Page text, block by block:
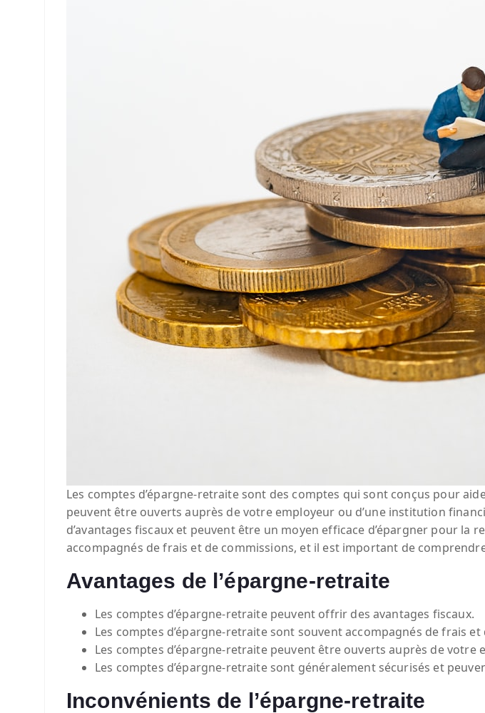
Les comptes d’épargne-retraite sont des comptes qui sont conçus pour
peuvent être ouverts auprès de votre employeur ou d’une institution
d’avantages fiscaux et peuvent être un moyen efficace d’épargner pour
accompagnés de frais et de commissions, et il est important de
Avantages de l’épargne-retraite
Les comptes d’épargne-retraite peuvent offrir des avantages fiscaux.
Les comptes d’épargne-retraite sont souvent accompagnés de frais
Les comptes d’épargne-retraite peuvent être ouverts auprès de
Les comptes d’épargne-retraite sont généralement sécurisés et
Inconvénients de l’épargne-retraite